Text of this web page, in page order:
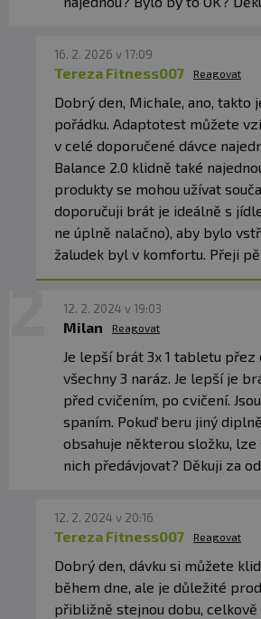
přítomna jako extrakt 4:1 (150 mg),
✅ KLINICKÉ DÁVKY, ŽÁDNÉ
Denní dávka poskytuje přesně
v množstvích, která reflektují dávky z
Produkt je vhodný pro dlouhodobé
je postupný – odpovídá filozofii
regulačních mechanismů.
Doporučené dávkování:
120 kapslí
3 kapsle
Počet dávek v balení:
Min. trvanlivost: Viz obal.
Upozornění: Doplněk stravy.
sportovce. Není náhradou pestré
doporučené denní dávkování.
dětí! Není vhodné pro děti, těhotné
Skladujte v suchu a při teplotě do 25
16. 2. 2026 v 17:09
Tereza Fitness007 Reagovat
Dobrý den, Michale, ano, takto
pořádku. Adaptotest můžete
v celé doporučené dávce
Balance 2.0 klidně také
produkty se mohou užívat
doporučuji brát je ideálně s
ne úplně nalačno), aby bylo
žaludek byl v komfortu. Přeji
12. 2. 2024 v 19:03
Milan Reagovat
Je lepší brát 3x 1 tabletu přez
všechny 3 naráz. Je lepší je
před cvičením, po cvičení.
spaním. Pokuď beru jiný
obsahuje některou složku,
nich předávjovat? Děkuji za
12. 2. 2024 v 20:16
Tereza Fitness007 Reagovat
Dobrý den, dávku si můžete
během dne, ale je důležité
přibližně stejnou dobu,